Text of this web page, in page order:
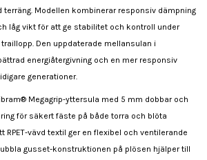
terräng. Modellen kombinerar responsiv dämpning
låg vikt för att ge stabilitet och kontroll under
Den uppdaterade mellansulan i
energiåtergivning och en mer responsiv
generationer.
Megagrip-yttersula med 5 mm dobbar och
för säkert fäste på både torra och blöta
RPET-vävd textil ger en flexibel och ventilerande
gusset-konstruktionen på plösen hjälper till